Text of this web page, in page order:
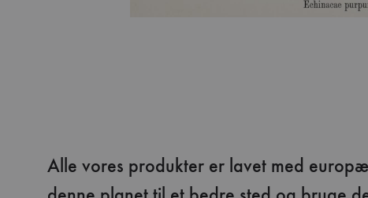
Alle vores produkter er lavet med